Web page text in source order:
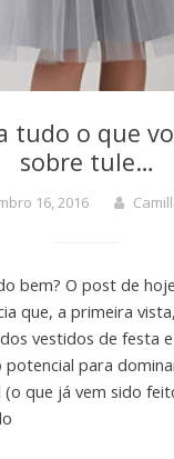
tudo o que
sobre tule…
16, 2016
bem? O post de
que, a primeira
vestidos de festa
para
(o que já vem sido